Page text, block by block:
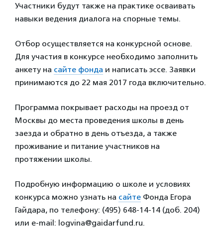
Участники будут также на практике осваивать
навыки ведения диалога на спорные темы.
Отбор осуществляется на конкурсной основе.
Для участия в конкурсе необходимо заполнить
анкету на сайте фонда и написать эссе. Заявки
принимаются до 22 мая 2017 года включительно.
Программа покрывает расходы на проезд от
Москвы до места проведения школы в день
заезда и обратно в день отъезда, а также
проживание и питание участников на
протяжении школы.
Подробную информацию о школе и условиях
конкурса можно узнать на сайте Фонда Егора
Гайдара, по телефону: (495) 648-14-14 (доб. 204)
или e-mail: logvina@gaidarfund.ru.